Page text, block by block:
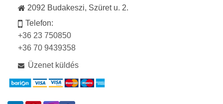
2092 Budakeszi, Szüret u. 2.
Telefon:
+36 23 750850
+36 70 9439358
Üzenet küldés